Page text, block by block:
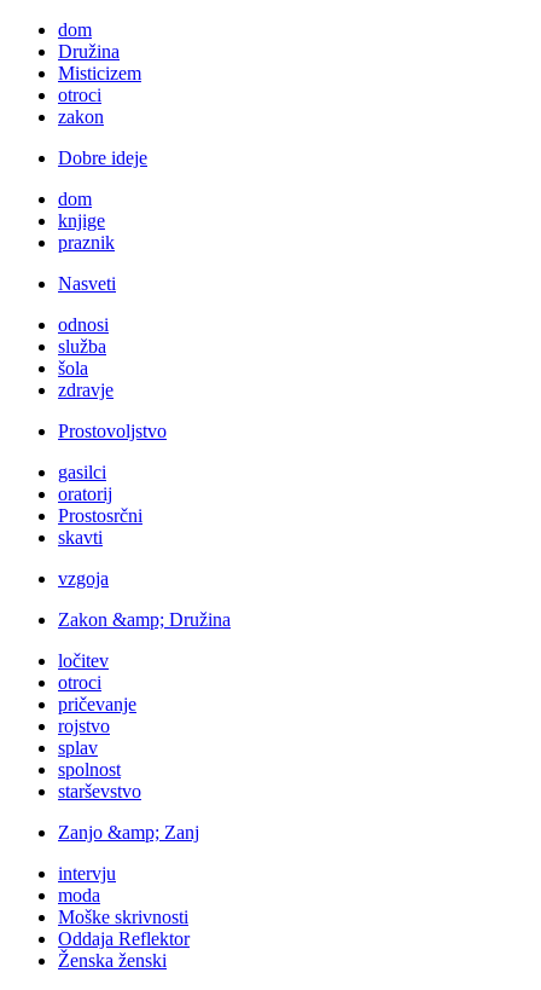
dom
Družina
Misticizem
otroci
zakon
Dobre ideje
dom
knjige
praznik
Nasveti
odnosi
služba
šola
zdravje
Prostovoljstvo
gasilci
oratorij
Prostosrčni
skavti
vzgoja
Zakon &amp; Družina
ločitev
otroci
pričevanje
rojstvo
splav
spolnost
starševstvo
Zanjo &amp; Zanj
intervju
moda
Moške skrivnosti
Oddaja Reflektor
Ženska ženski